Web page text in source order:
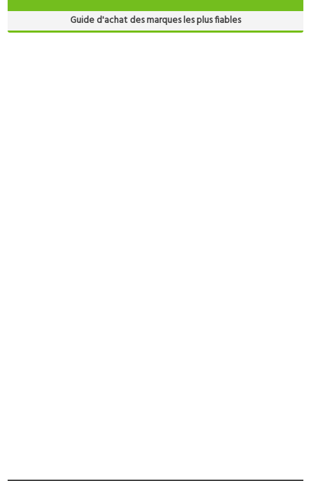
Guide d'achat des marques les plus fiables